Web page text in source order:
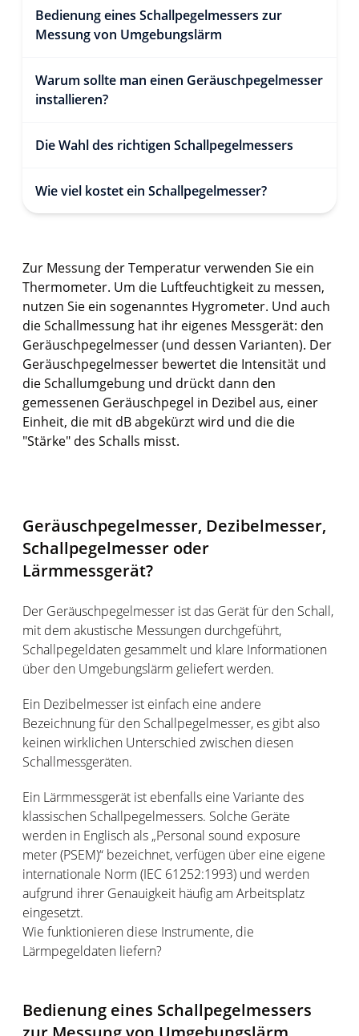
Bedienung eines Schallpegelmessers zur
Messung von Umgebungslärm
Warum sollte man einen Geräuschpegelmesser
installieren?
Die Wahl des richtigen Schallpegelmessers
Wie viel kostet ein Schallpegelmesser?
Zur Messung der Temperatur verwenden Sie ein
Thermometer. Um die Luftfeuchtigkeit zu messen,
nutzen Sie ein sogenanntes Hygrometer. Und auch
die Schallmessung hat ihr eigenes Messgerät: den
Geräuschpegelmesser (und dessen Varianten). Der
Geräuschpegelmesser bewertet die Intensität und
die Schallumgebung und drückt dann den
gemessenen Geräuschpegel in Dezibel aus, einer
Einheit, die mit dB abgekürzt wird und die die
"Stärke" des Schalls misst.
Geräuschpegelmesser, Dezibelmesser,
Schallpegelmesser oder
Lärmmessgerät?
Der Geräuschpegelmesser ist das Gerät für den Schall,
mit dem akustische Messungen durchgeführt,
Schallpegeldaten gesammelt und klare Informationen
über den Umgebungslärm geliefert werden.
Ein Dezibelmesser ist einfach eine andere
Bezeichnung für den Schallpegelmesser, es gibt also
keinen wirklichen Unterschied zwischen diesen
Schallmessgeräten.
Ein Lärmmessgerät ist ebenfalls eine Variante des
klassischen Schallpegelmessers. Solche Geräte
werden in Englisch als „Personal sound exposure
meter (PSEM)“ bezeichnet, verfügen über eine eigene
internationale Norm (IEC 61252:1993) und werden
aufgrund ihrer Genauigkeit häufig am Arbeitsplatz
eingesetzt.
Wie funktionieren diese Instrumente, die
Lärmpegeldaten liefern?
Bedienung eines Schallpegelmessers